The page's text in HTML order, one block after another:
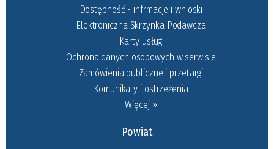
Dostępność - infrmacje i wnioski
Elektroniczna Skrzynka Podawcza
Karty usług
Ochrona danych osobowych w serwisie
Zamówienia publiczne i przetargi
Komunikaty i ostrzeżenia
Więcej »
Powiat